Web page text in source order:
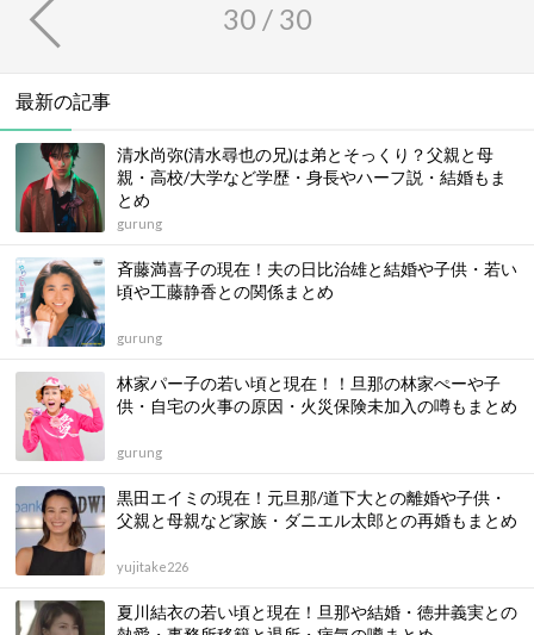
30 / 30
最新の記事
清水尚弥(清水尋也の兄)は弟とそっくり？父親と母
親・高校/大学など学歴・身長やハーフ説・結婚もま
とめ
gurung
斉藤満喜子の現在！夫の日比治雄と結婚や子供・若い
頃や工藤静香との関係まとめ
gurung
林家パー子の若い頃と現在！！旦那の林家ぺーや子
供・自宅の火事の原因・火災保険未加入の噂もまとめ
gurung
黒田エイミの現在！元旦那/道下大との離婚や子供・
父親と母親など家族・ダニエル太郎との再婚もまとめ
yujitake226
夏川結衣の若い頃と現在！旦那や結婚・徳井義実との